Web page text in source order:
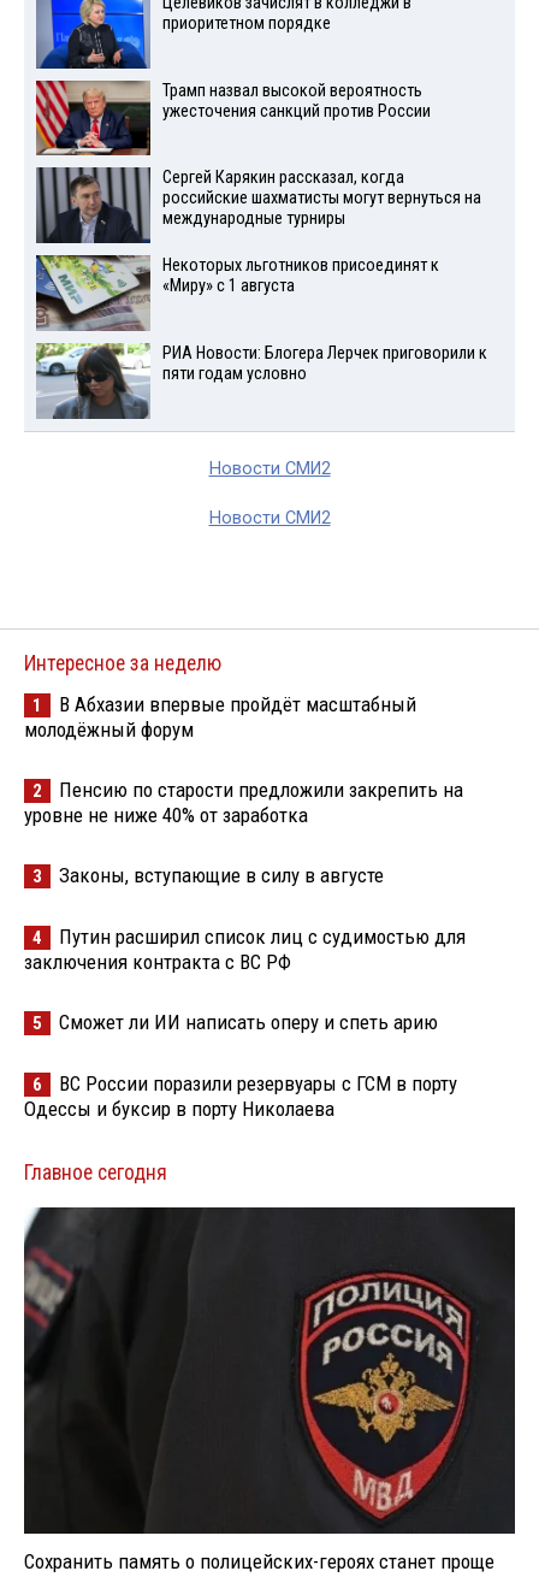
приоритетном порядке
Трамп назвал высокой вероятность
ужесточения санкций против России
Сергей Карякин рассказал, когда
российские шахматисты могут вернуться на
международные турниры
Некоторых льготников присоединят к
«Миру» с 1 августа
РИА Новости: Блогера Лерчек приговорили к
пяти годам условно
Новости СМИ2
Новости СМИ2
Интересное за неделю
1
В Абхазии впервые пройдёт масштабный
молодёжный форум
2
Пенсию по старости предложили закрепить на
уровне не ниже 40% от заработка
3 Законы, вступающие в силу в августе
4
Путин расширил список лиц с судимостью для
заключения контракта с ВС РФ
5 Сможет ли ИИ написать оперу и спеть арию
6
ВС России поразили резервуары с ГСМ в порту
Одессы и буксир в порту Николаева
Главное сегодня
Сохранить память о полицейских-героях станет проще